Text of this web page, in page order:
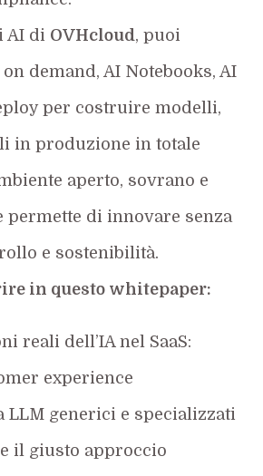
AI di OVHcloud, puoi
on demand, AI Notebooks, AI
per costruire modelli,
in produzione in totale
aperto, sovrano e
permette di innovare senza
e sostenibilità.
in questo whitepaper:
reali dell’IA nel SaaS:
experience
LLM generici e specializzati
il giusto approccio